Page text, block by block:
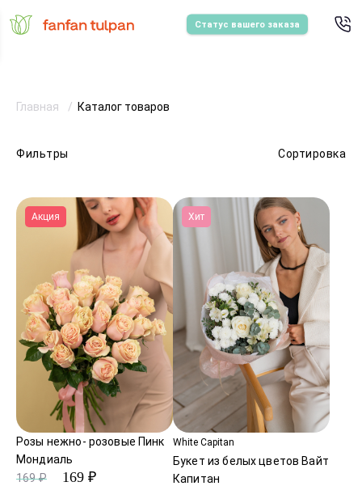
Статус вашего заказа
Фильтры Сортировка
Главная Каталог товаров
Акция
Розы нежно- розовые Пинк
Мондиаль
169 ₽
169 ₽
Хит
White Capitan
Букет из белых цветов Вайт
Капитан